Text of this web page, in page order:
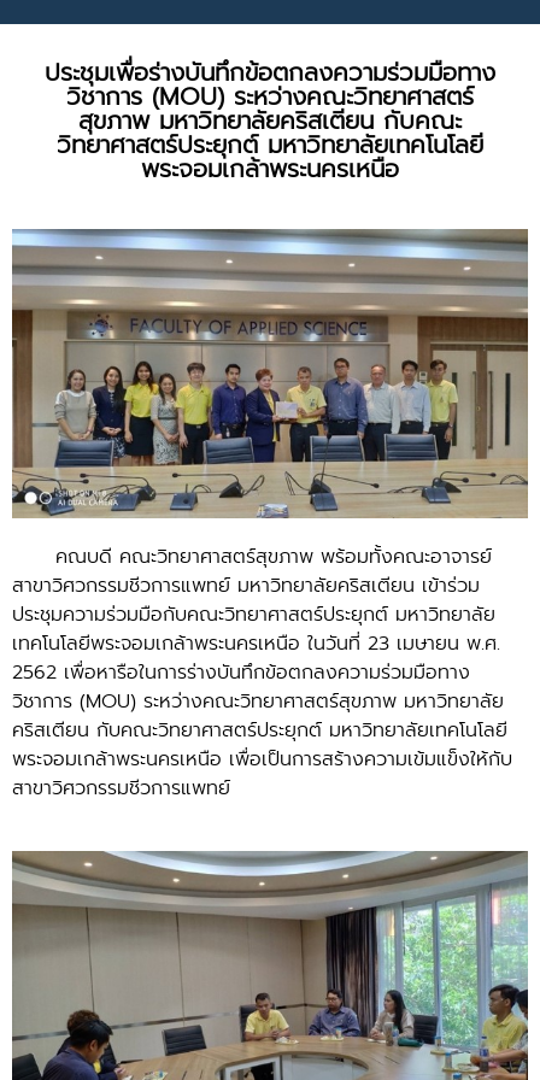
ประชุมเพื่อร่างบันทึกข้อตกลงความร่วมมือทาง
วิชาการ (MOU) ระหว่างคณะวิทยาศาสตร์
สุขภาพ มหาวิทยาลัยคริสเตียน กับคณะ
วิทยาศาสตร์ประยุกต์ มหาวิทยาลัยเทคโนโลยี
พระจอมเกล้าพระนครเหนือ
คณบดี คณะวิทยาศาสตร์สุขภาพ พร้อมทั้งคณะอาจารย์
สาขาวิศวกรรมชีวการแพทย์ มหาวิทยาลัยคริสเตียน เข้าร่วม
ประชุมความร่วมมือกับคณะวิทยาศาสตร์ประยุกต์ มหาวิทยาลัย
เทคโนโลยีพระจอมเกล้าพระนครเหนือ ในวันที่ 23 เมษายน พ.ศ.
2562 เพื่อหารือในการร่างบันทึกข้อตกลงความร่วมมือทาง
วิชาการ (MOU) ระหว่างคณะวิทยาศาสตร์สุขภาพ มหาวิทยาลัย
คริสเตียน กับคณะวิทยาศาสตร์ประยุกต์ มหาวิทยาลัยเทคโนโลยี
พระจอมเกล้าพระนครเหนือ เพื่อเป็นการสร้างความเข้มแข็งให้กับ
สาขาวิศวกรรมชีวการแพทย์